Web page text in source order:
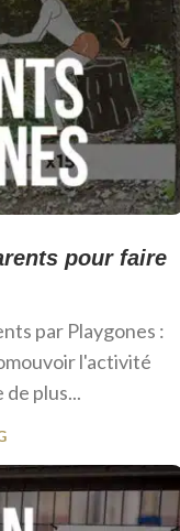
pour faire
par Playgones :
l'activité
plus...